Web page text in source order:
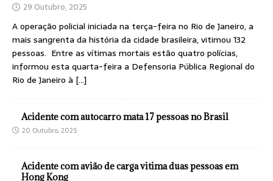
29 Outubro, 2025
A operação policial iniciada na terça-feira no Rio de Janeiro, a
mais sangrenta da história da cidade brasileira, vitimou 132
pessoas. Entre as vítimas mortais estão quatro polícias,
informou esta quarta-feira a Defensoria Pública Regional do
Rio de Janeiro à […]
Acidente com autocarro mata 17 pessoas no Brasil
20 Outubro, 2025
Acidente com avião de carga vitima duas pessoas em
Hong Kong